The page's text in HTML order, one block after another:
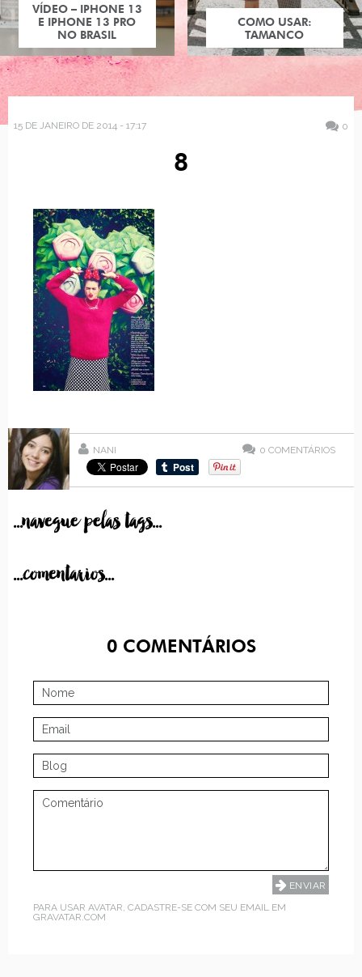
VÍDEO – IPHONE 13
E IPHONE 13 PRO
NO BRASIL
COMO USAR:
TAMANCO
15 DE JANEIRO DE 2014 - 17:17 0
8
NANI 0 COMENTÁRIOS
...navegue pelas tags...
...comentarios...
0COMENTÁRIOS
PARA USAR AVATAR, CADASTRE-SE COM SEU EMAIL EM
GRAVATAR.COM